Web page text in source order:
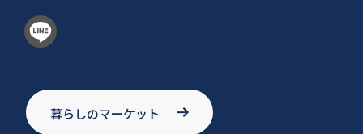
暮らしのマーケット